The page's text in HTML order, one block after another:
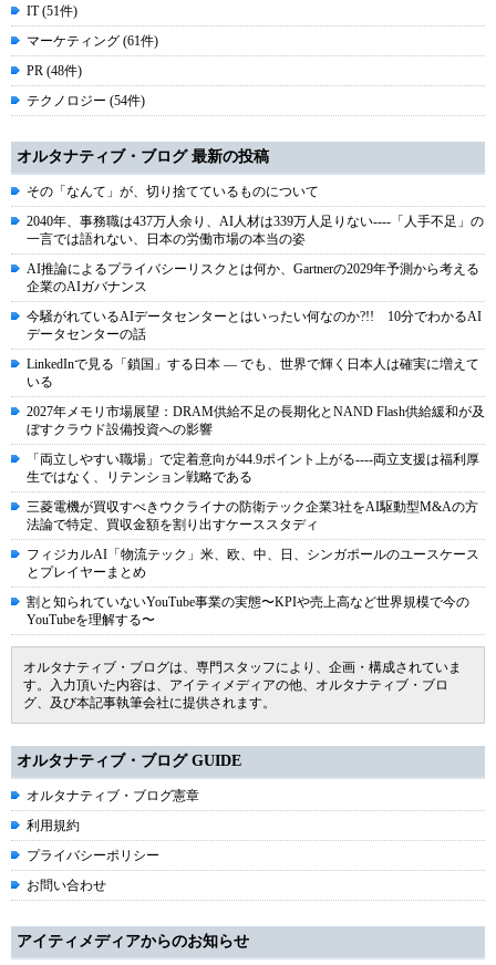
IT (51件)
マーケティング (61件)
PR (48件)
テクノロジー (54件)
オルタナティブ・ブログ 最新の投稿
その「なんて」が、切り捨てているものについて
2040年、事務職は437万人余り、AI人材は339万人足りない----「人手不足」の
一言では語れない、日本の労働市場の本当の姿
AI推論によるプライバシーリスクとは何か、Gartnerの2029年予測から考える
企業のAIガバナンス
今騒がれているAIデータセンターとはいったい何なのか?!! 10分でわかるAI
データセンターの話
LinkedInで見る「鎖国」する日本 ― でも、世界で輝く日本人は確実に増えて
いる
2027年メモリ市場展望：DRAM供給不足の長期化とNAND Flash供給緩和が及
ぼすクラウド設備投資への影響
「両立しやすい職場」で定着意向が44.9ポイント上がる----両立支援は福利厚
生ではなく、リテンション戦略である
三菱電機が買収すべきウクライナの防衛テック企業3社をAI駆動型M&Aの方
法論で特定、買収金額を割り出すケーススタディ
フィジカルAI「物流テック」米、欧、中、日、シンガポールのユースケース
とプレイヤーまとめ
割と知られていないYouTube事業の実態〜KPIや売上高など世界規模で今の
YouTubeを理解する〜
オルタナティブ・ブログは、専門スタッフにより、企画・構成されていま
す。入力頂いた内容は、アイティメディアの他、オルタナティブ・ブロ
グ、及び本記事執筆会社に提供されます。
オルタナティブ・ブログ GUIDE
オルタナティブ・ブログ憲章
利用規約
プライバシーポリシー
お問い合わせ
アイティメディアからのお知らせ